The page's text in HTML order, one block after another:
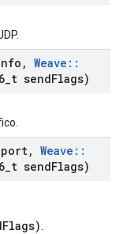
, Weave ::
t sendFlags)
, Weave ::
t sendFlags)